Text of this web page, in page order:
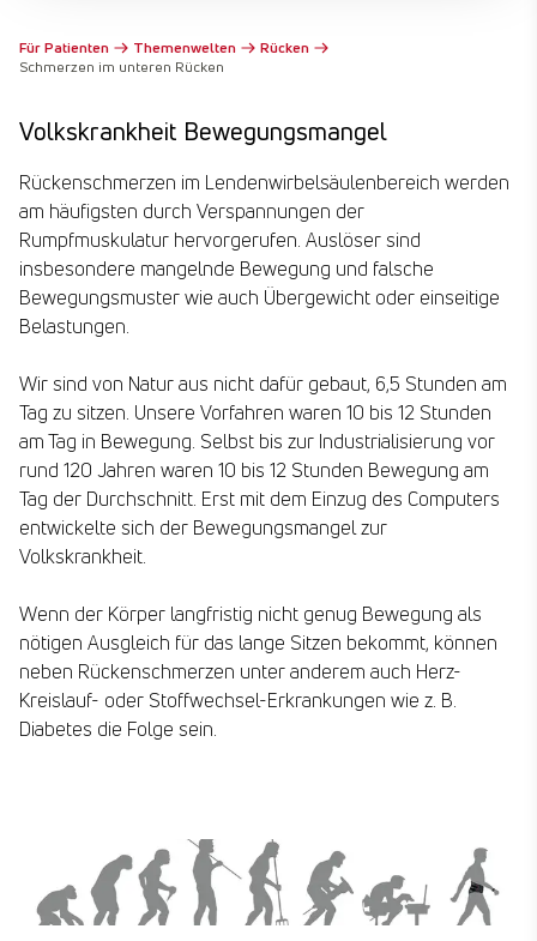
Für Patienten Themenwelten
Rücken
Schmerzen im unteren Rücken
Volkskrankheit Bewegungsmangel
Rückenschmerzen im Lendenwirbelsäulenbereich werden
am häufigsten durch Verspannungen der
Rumpfmuskulatur hervorgerufen. Auslöser sind
insbesondere mangelnde Bewegung und falsche
Bewegungsmuster wie auch Übergewicht oder einseitige
Belastungen.
Wir sind von Natur aus nicht dafür gebaut, 6,5 Stunden am
Tag zu sitzen. Unsere Vorfahren waren 10 bis 12 Stunden
am Tag in Bewegung. Selbst bis zur Industrialisierung vor
rund 120 Jahren waren 10 bis 12 Stunden Bewegung am
Tag der Durchschnitt. Erst mit dem Einzug des Computers
entwickelte sich der Bewegungsmangel zur
Volkskrankheit.
Wenn der Körper langfristig nicht genug Bewegung als
nötigen Ausgleich für das lange Sitzen bekommt, können
neben Rückenschmerzen unter anderem auch Herz-
Kreislauf- oder Stoffwechsel-Erkrankungen wie z. B.
Diabetes die Folge sein.